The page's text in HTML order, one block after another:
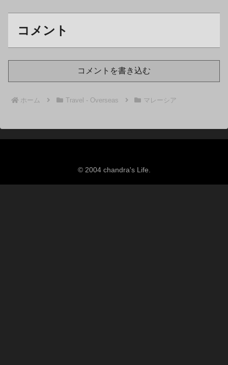
コメント
コメントを書き込む
ホーム Travel - Overseas マレーシア
© 2004 chandra's Life.